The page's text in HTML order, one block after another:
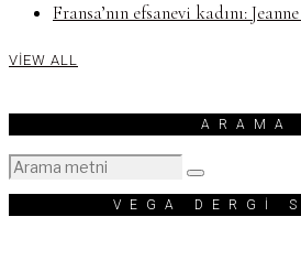
Fransa’nın efsanevi kadını:
VIEW ALL
ARAMA
VEGA DERGİ